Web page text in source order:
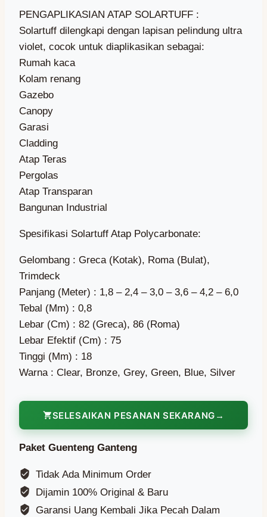
PENGAPLIKASIAN ATAP SOLARTUFF :
Solartuff dilengkapi dengan lapisan pelindung ultra
violet, cocok untuk diaplikasikan sebagai:
Rumah kaca
Kolam renang
Gazebo
Canopy
Garasi
Cladding
Atap Teras
Pergolas
Atap Transparan
Bangunan Industrial
Spesifikasi Solartuff Atap Polycarbonate:
Gelombang : Greca (Kotak), Roma (Bulat),
Trimdeck
Panjang (Meter) : 1,8 – 2,4 – 3,0 – 3,6 – 4,2 – 6,0
Tebal (Mm) : 0,8
Lebar (Cm) : 82 (Greca), 86 (Roma)
Lebar Efektif (Cm) : 75
Tinggi (Mm) : 18
Warna : Clear, Bronze, Grey, Green, Blue, Silver
SELESAIKAN PESANAN SEKARANG
Paket Guenteng Ganteng
Tidak Ada Minimum Order
Dijamin 100% Original & Baru
Garansi Uang Kembali Jika Pecah Dalam